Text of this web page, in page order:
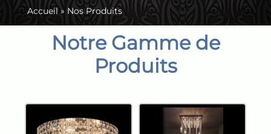
Accueil» Nos Produits
Notre Gamme de
Produits